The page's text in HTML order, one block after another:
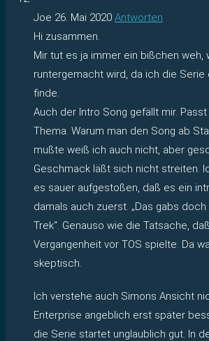
Joe 26. Mai 2020 Antworten
Hi zusammen.
Mir tut es ja immer ein bißchen weh,
runtergemacht wird, da ich die Serie
finde.
Auch der Intro Song gefällt mir.
Thema. Warum man den Song ab
mußte weiß ich auch nicht, aber
Geschmack läßt sich nicht streiten.
es sauer aufgestoßen, daß es ein
damals auch zuerst. „Das gabs
Trek“. Genauso wie die Tatsache,
Vergangenheit vor TOS spielte. Da
skeptisch.
Ich verstehe auch Simons Ansicht
Enterprise angeblich erst später
die Serie startet unglaublich gut. In